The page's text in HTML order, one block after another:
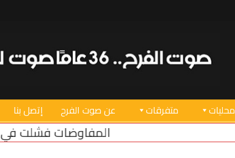
محليات متفرقات عن صوت الفرح إتصل بنا
المفاوضات فشلت في انتزاع أي مكسب للبنان